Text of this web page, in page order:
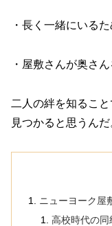
・長く一緒にいる
・屋敷さんが奥さ
二人の絆を知るこ
見つかると思うんだ
ニューヨーク屋
高校時代の同